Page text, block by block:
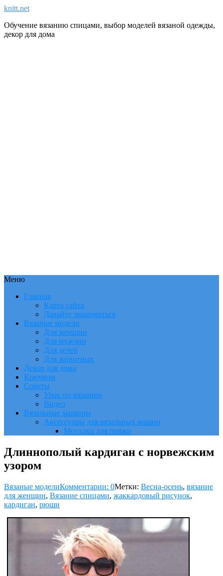
knitt.net
Обучение вязанию спицами, выбор моделей вязаной одежды,
декор для дома
Меню
Главная
Карта сайта
Давайте знакомиться
Вязаные модели
Для женщин
Для мужчин
Для детей
Для животных
Декор для дома
Крючком
Советы
Урок по вязанию
Видео
Вязальные машины
Аксессуары для вязальных машин
Моталки для пряжи
Длиннополый кардиган с норвежским
узором
Вязаные моделиКомментарии: 0Метки: Весна-осень, вязание
для женщин, Вязание спицами, жаккардовый рисунок,
кардиган, рюши